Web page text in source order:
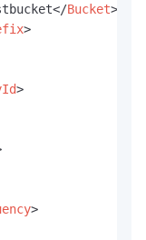
</Bucket>
>
>
>